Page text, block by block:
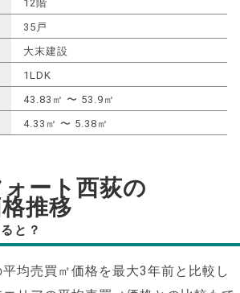
12階
35戸
大末建設
1LDK
43.83㎡ 〜 53.9㎡
4.33㎡ 〜 5.38㎡
ート西荻の
推移
と？
均売買㎡価格を最大3年前と比較し